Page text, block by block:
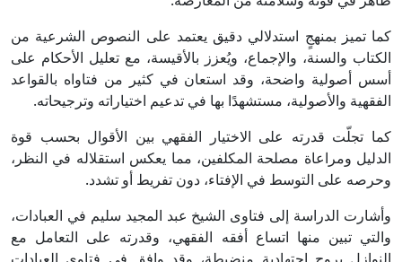
كما تميز بمنهجٍ استدلالي دقيق يعتمد على النصوص الشرعية من
الكتاب والسنة، والإجماع، ويُعزز بالأقيسة، مع تعليل الأحكام على
أسس أصولية واضحة، وقد استعان في كثير من فتاواه بالقواعد
الفقهية والأصولية، مستشهدًا بها في تدعيم اختياراته وترجيحاته.
كما تجلّت قدرته على الاختيار الفقهي بين الأقوال بحسب قوة
الدليل ومراعاة مصلحة المكلفين، مما يعكس استقلاله في النظر،
وحرصه على التوسط في الإفتاء، دون تفريط أو تشدد.
وأشارت الدراسة إلى فتاوى الشيخ عبد المجيد سليم في العبادات،
والتي تبين منها اتساع أفقه الفقهي، وقدرته على التعامل مع